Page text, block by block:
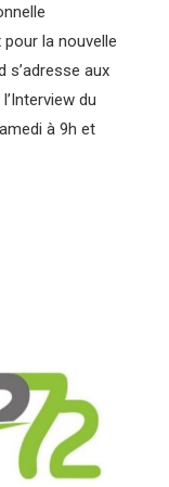
la nouvelle
s’adresse aux
du
à 9h et